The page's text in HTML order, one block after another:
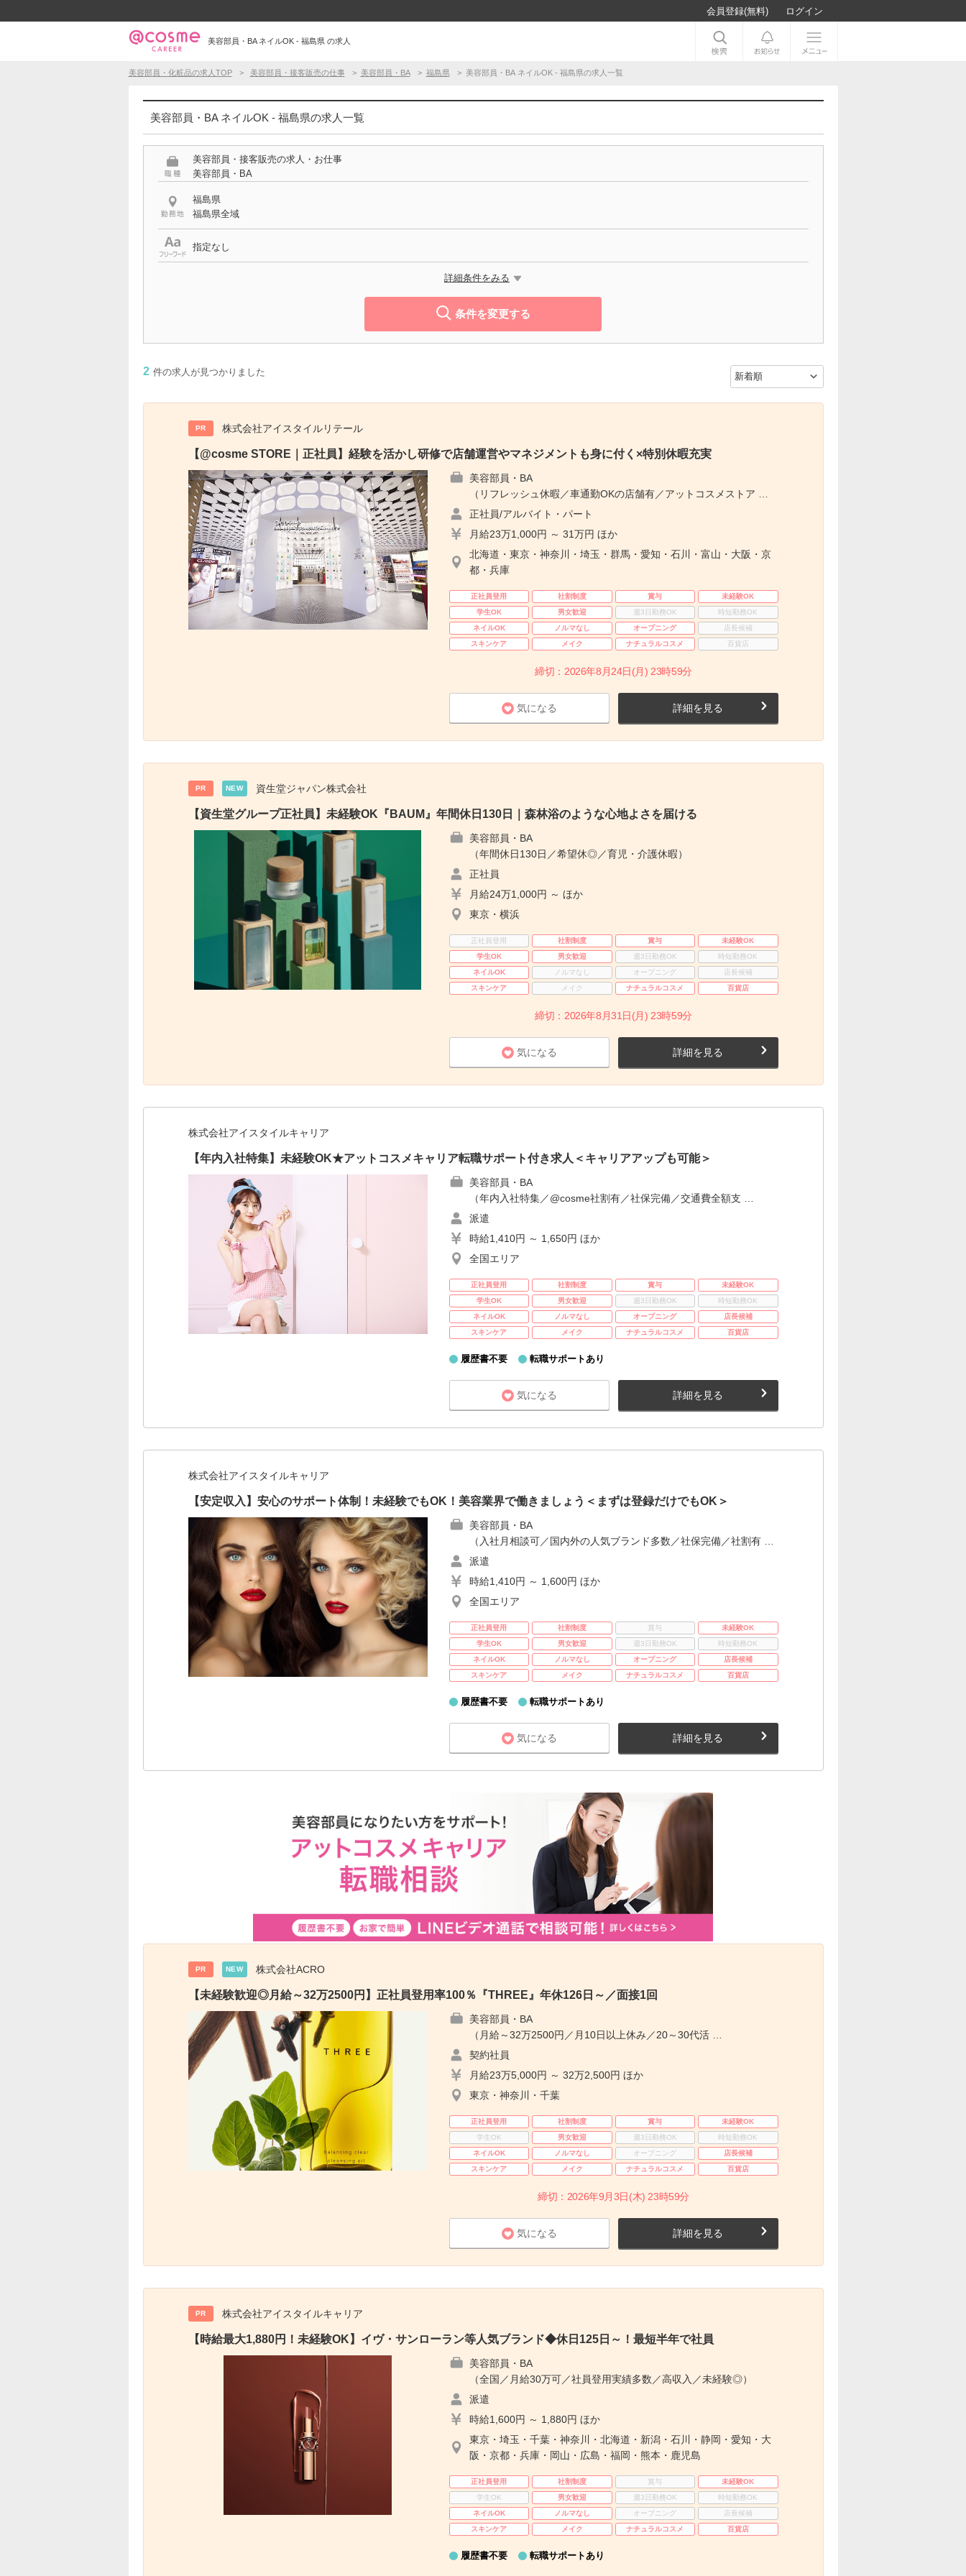
会員登録(無料) ログイン
美容部員・BA ネイルOK - 福島県 の求人
美容部員・化粧品の求人TOP 美容部員・接客販売の仕事 美容部員・BA 福島県 美容部員・BA ネイルOK - 福島県の求人一覧
美容部員・BA ネイルOK - 福島県の求人一覧
美容部員・接客販売の求人・お仕事
美容部員・BA
福島県
福島県全域
指定なし
詳細条件をみる
条件を変更する
2 件の求人が見つかりました
PR 株式会社アイスタイルリテール
【@cosme STORE｜正社員】経験を活かし研修で店舗運営やマネジメントも身に付く×特別休暇充実
美容部員・BA
（リフレッシュ休暇／車通勤OKの店舗有／アットコスメストア …
正社員/アルバイト・パート
月給23万1,000円 ～ 31万円 ほか
北海道・東京・神奈川・埼玉・群馬・愛知・石川・富山・大阪・京
都・兵庫
正社員登用 社割制度 賞与
未経験OK
学生OK
男女歓迎 週3日勤務OK
時短勤務OK
ネイルOK
ノルマなし オープニング
店長候補
スキンケア
メイク ナチュラルコスメ 百貨店
締切：2026年8月24日(月) 23時59分
気になる 詳細を見る
PR NEW 資生堂ジャパン株式会社
【資生堂グループ正社員】未経験OK『BAUM』年間休日130日｜森林浴のような心地よさを届ける
美容部員・BA
（年間休日130日／希望休◎／育児・介護休暇）
正社員
月給24万1,000円 ～ ほか
東京・横浜
正社員登用 社割制度 賞与
未経験OK
学生OK
男女歓迎 週3日勤務OK
時短勤務OK
ネイルOK
ノルマなし オープニング
店長候補
スキンケア
メイク ナチュラルコスメ 百貨店
締切：2026年8月31日(月) 23時59分
気になる 詳細を見る
株式会社アイスタイルキャリア
【年内入社特集】未経験OK★アットコスメキャリア転職サポート付き求人＜キャリアアップも可能＞
美容部員・BA
（年内入社特集／@cosme社割有／社保完備／交通費全額支 …
派遣
時給1,410円 ～ 1,650円 ほか
全国エリア
正社員登用 社割制度 賞与
未経験OK
学生OK
男女歓迎 週3日勤務OK
時短勤務OK
ネイルOK
ノルマなし オープニング
店長候補
スキンケア
メイク ナチュラルコスメ 百貨店
履歴書不要 転職サポートあり
気になる 詳細を見る
株式会社アイスタイルキャリア
【安定収入】安心のサポート体制！未経験でもOK！美容業界で働きましょう＜まずは登録だけでもOK＞
美容部員・BA
（入社月相談可／国内外の人気ブランド多数／社保完備／社割有 …
派遣
時給1,410円 ～ 1,600円 ほか
全国エリア
正社員登用 社割制度 賞与
未経験OK
学生OK
男女歓迎 週3日勤務OK
時短勤務OK
ネイルOK
ノルマなし オープニング
店長候補
スキンケア
メイク ナチュラルコスメ 百貨店
履歴書不要 転職サポートあり
気になる 詳細を見る
PR NEW 株式会社ACRO
【未経験歓迎◎月給～32万2500円】正社員登用率100％『THREE』年休126日～／面接1回
美容部員・BA
（月給～32万2500円／月10日以上休み／20～30代活 …
契約社員
月給23万5,000円 ～ 32万2,500円 ほか
東京・神奈川・千葉
正社員登用 社割制度 賞与
未経験OK
学生OK
男女歓迎 週3日勤務OK
時短勤務OK
ネイルOK
ノルマなし オープニング
店長候補
スキンケア
メイク ナチュラルコスメ 百貨店
締切：2026年9月3日(木) 23時59分
気になる 詳細を見る
PR 株式会社アイスタイルキャリア
【時給最大1,880円！未経験OK】イヴ・サンローラン等人気ブランド◆休日125日～！最短半年で社員
美容部員・BA
（全国／月給30万可／社員登用実績多数／高収入／未経験◎）
派遣
時給1,600円 ～ 1,880円 ほか
東京・埼玉・千葉・神奈川・北海道・新潟・石川・静岡・愛知・大
阪・京都・兵庫・岡山・広島・福岡・熊本・鹿児島
正社員登用 社割制度 賞与
未経験OK
学生OK
男女歓迎 週3日勤務OK
時短勤務OK
ネイルOK
ノルマなし オープニング
店長候補
スキンケア
メイク ナチュラルコスメ 百貨店
履歴書不要 転職サポートあり